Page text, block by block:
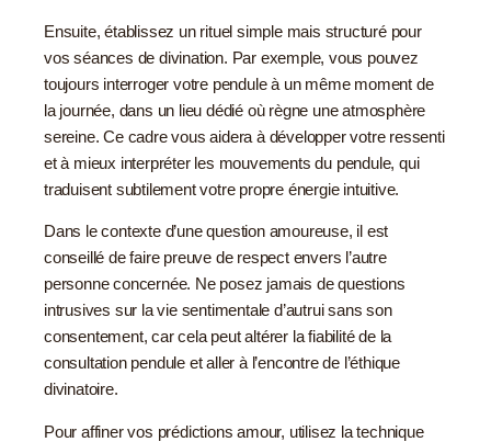
Ensuite, établissez un rituel simple mais structuré pour
vos séances de divination. Par exemple, vous pouvez
toujours interroger votre pendule à un même moment de
la journée, dans un lieu dédié où règne une atmosphère
sereine. Ce cadre vous aidera à développer votre ressenti
et à mieux interpréter les mouvements du pendule, qui
traduisent subtilement votre propre énergie intuitive.
Dans le contexte d’une question amoureuse, il est
conseillé de faire preuve de respect envers l’autre
personne concernée. Ne posez jamais de questions
intrusives sur la vie sentimentale d’autrui sans son
consentement, car cela peut altérer la fiabilité de la
consultation pendule et aller à l’encontre de l’éthique
divinatoire.
Pour affiner vos prédictions amour, utilisez la technique